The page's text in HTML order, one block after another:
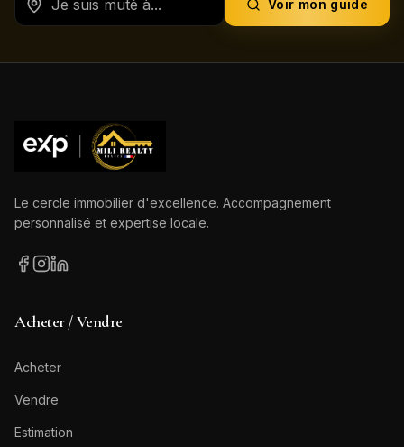
Voir mon guide
Le cercle immobilier d'excellence. Accompagnement
personnalisé et expertise locale.
Acheter / Vendre
Acheter
Vendre
Estimation